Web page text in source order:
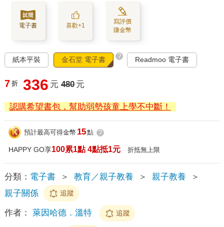
電子書 喜歡+1
寫評價
賺金幣
紙本平裝 金石堂 電子書 ? Readmoo 電子書
7 折 336 元 480 元
認購希望書包，幫助弱勢孩童上學不中斷！
預計最高可得金幣 15點 ?
HAPPY GO享100累1點 4點抵1元 折抵無上限
分類： 電子書 ＞ 教育／親子教養 ＞ 親子教養
＞
親子關係
追蹤
作者： 萊因哈德．溫特 追蹤